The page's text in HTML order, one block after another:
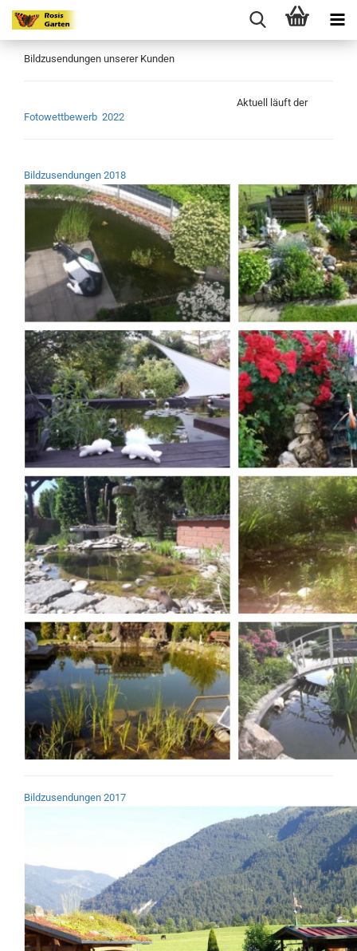
Bildzusendungen unserer Kunden
Aktuell läuft der
Fotowettbewerb 2022
Bildzusendungen 2018
Bildzusendungen 2017